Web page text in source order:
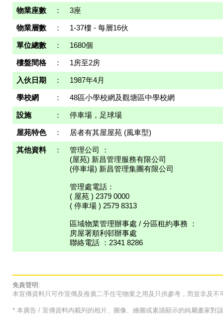
物業座數 ： 3座
物業層數 ： 1-37樓 - 每層16伙
單位總數 ： 1680個
樓盤間格 ： 1房至2房
入伙日期 ： 1987年4月
學校網 ： 48區小學校網及觀塘區中學校網
設施 ： 停車場，足球場
屋苑特色 ： 居者有其屋屋苑 (風車型)
其他資料 ：
管理公司 ：
(屋苑) 新昌管理服務有限公司
(停車場) 新昌管理集團有限公司
管理處電話：
( 屋苑 ) 2379 0000
( 停車場 ) 2579 8313
區域物業管理辦事處 / 分區租約事務 ：
房屋署順利邨辦事處
聯絡電話 ：2341 8286
免責聲明:
本宣傳資料只可作宣傳及推廣二手住宅物業之用及只供參考，而並非及
* 本廣告 / 宣傳資料內載列的相片、圖像、繪圖或素描顯示的純屬畫家對